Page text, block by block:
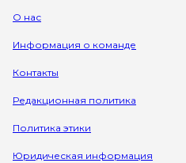
О нас
Информация о команде
Контакты
Редакционная политика
Политика этики
Юридическая информация